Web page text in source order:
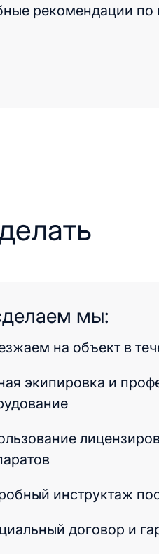
рекомендации по
мы:
на объект в
экипировка и
инструктаж
договор и